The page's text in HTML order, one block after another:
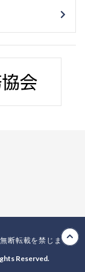
断転載を禁じます。
Reserved.